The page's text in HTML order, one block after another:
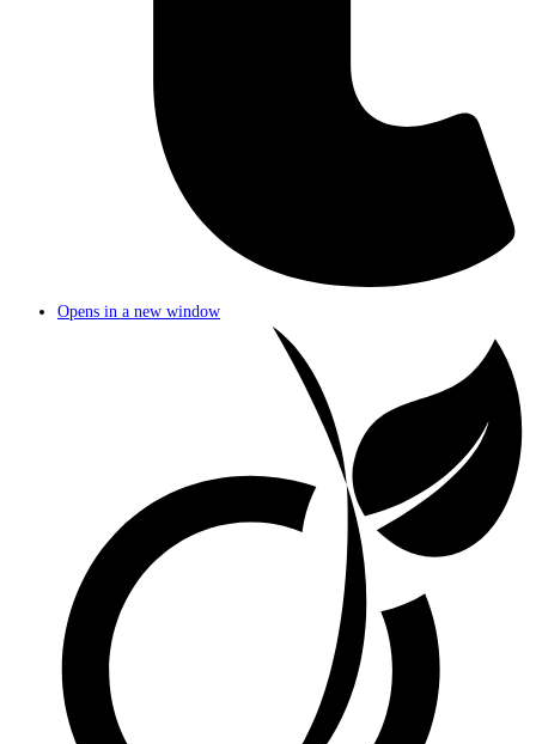
Opens in a new window